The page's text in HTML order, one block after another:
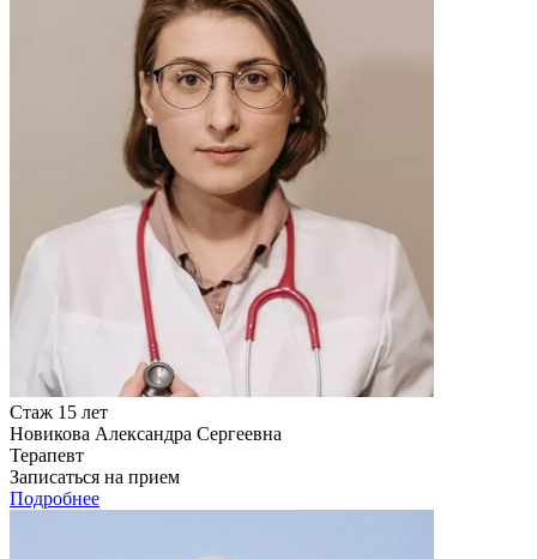
Стаж 15 лет
Новикова Александра Сергеевна
Терапевт
Записаться на прием
Подробнее